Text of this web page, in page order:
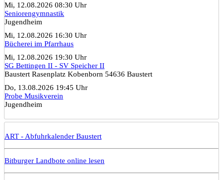
Mi, 12.08.2026 08:30 Uhr
Seniorengymnastik
Jugendheim
Mi, 12.08.2026 16:30 Uhr
Bücherei im Pfarrhaus
Mi, 12.08.2026 19:30 Uhr
SG Bettingen II - SV Speicher II
Baustert Rasenplatz Kobenborn 54636 Baustert
Do, 13.08.2026 19:45 Uhr
Probe Musikverein
Jugendheim
ART - Abfuhrkalender Baustert
Bitburger Landbote online lesen